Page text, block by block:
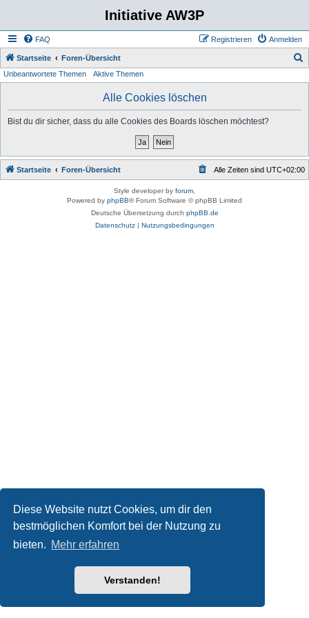
Diese Website nutzt Cookies, um dir den
bestmöglichen Komfort bei der Nutzung zu
bieten. Mehr erfahren
Verstanden!
Initiative AW3P
FAQ Anmelden
Registrieren
Startseite Foren-Übersicht
Unbeantwortete Themen Aktive Themen
Alle Cookies löschen
Bist du dir sicher, dass du alle Cookies des Boards löschen möchtest?
Startseite Foren-Übersicht Alle Zeiten sind UTC+02:00
Style developer by forum
Powered by phpBB® Forum Software © phpBB Limited
Deutsche Übersetzung durch phpBB.de
Datenschutz| Nutzungsbedingungen